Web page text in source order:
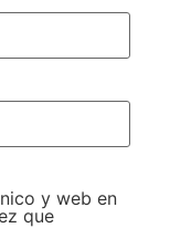
y web en
que